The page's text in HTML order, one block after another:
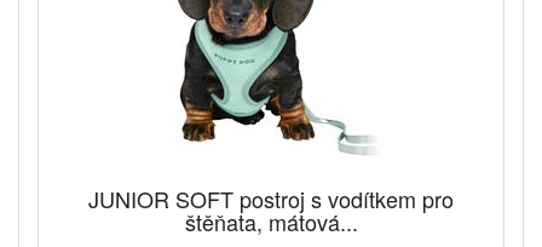
JUNIOR SOFT postroj s vodítkem pro
štěňata, mátová...